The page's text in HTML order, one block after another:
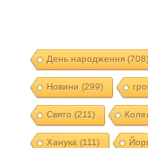
День народження
Новини (299)
Свято (211)
Ханука (111)